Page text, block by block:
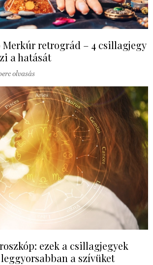
Merkúr retrográd – 4 csillagjegy
a hatását
olvasás
ezek a csillagjegyek
a szívüket